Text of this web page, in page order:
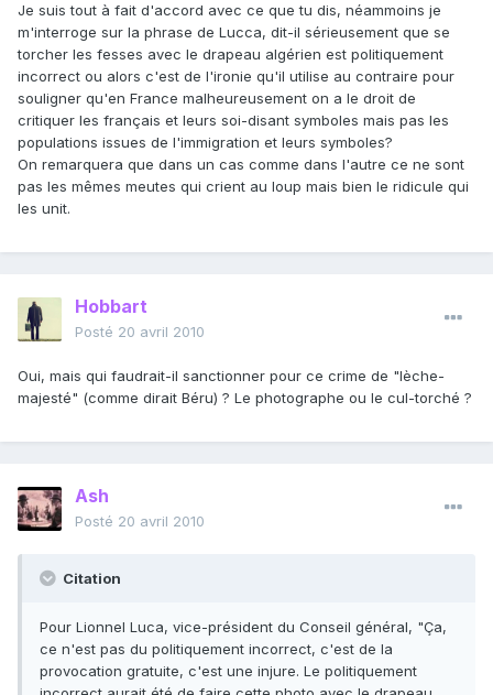
Je suis tout à fait d'accord avec ce que tu dis, néammoins je
m'interroge sur la phrase de Lucca, dit-il sérieusement que se
torcher les fesses avec le drapeau algérien est politiquement
incorrect ou alors c'est de l'ironie qu'il utilise au contraire pour
souligner qu'en France malheureusement on a le droit de
critiquer les français et leurs soi-disant symboles mais pas les
populations issues de l'immigration et leurs symboles?
On remarquera que dans un cas comme dans l'autre ce ne sont
pas les mêmes meutes qui crient au loup mais bien le ridicule qui
les unit.
Hobbart
Posté 20 avril 2010
Oui, mais qui faudrait-il sanctionner pour ce crime de "lèche-
majesté" (comme dirait Béru) ? Le photographe ou le cul-torché ?
Ash
Posté 20 avril 2010
Citation
Pour Lionnel Luca, vice-président du Conseil général, "Ça,
ce n'est pas du politiquement incorrect, c'est de la
provocation gratuite, c'est une injure. Le politiquement